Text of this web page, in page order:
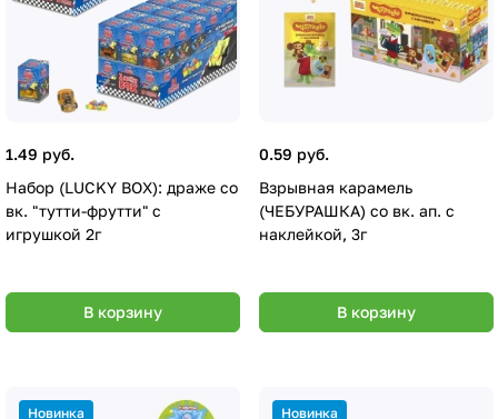
1.49 руб.
Набор (LUCKY BOX): драже со
вк. "тутти-фрутти" с
игрушкой 2г
В корзину
0.59 руб.
Взрывная карамель
(ЧЕБУРАШКА) со вк. ап. с
наклейкой, 3г
В корзину
Новинка Новинка